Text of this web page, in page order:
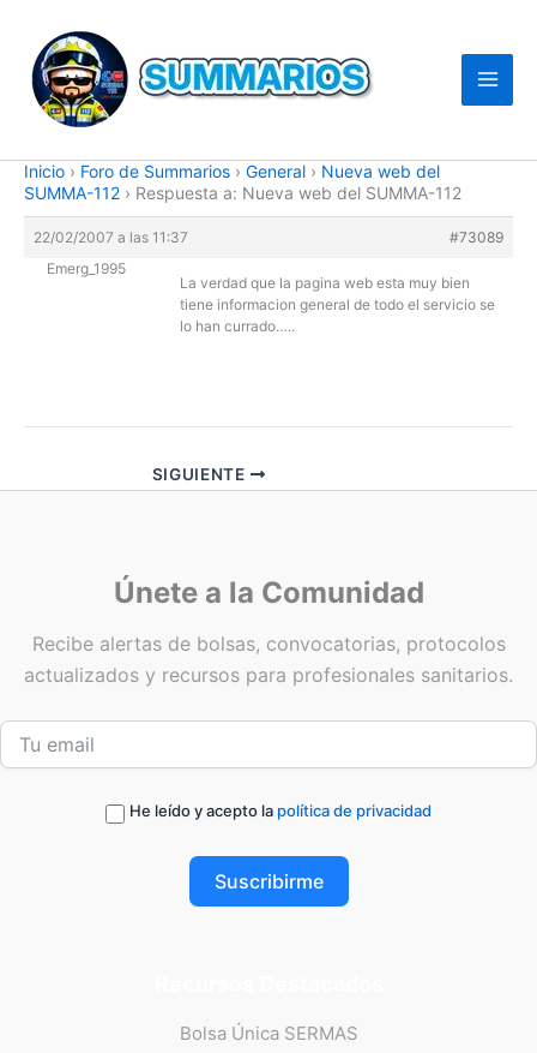
contenido
Inicio › Foro de Summarios › General › Nueva web del
SUMMA-112 › Respuesta a: Nueva web del SUMMA-112
22/02/2007 a las 11:37
#73089
Emerg_1995
La verdad que la pagina web esta muy bien
tiene informacion general de todo el servicio se
lo han currado…..
SIGUIENTE
Únete a la Comunidad
Recibe alertas de bolsas, convocatorias, protocolos
actualizados y recursos para profesionales sanitarios.
He leído y acepto la política de privacidad
Suscribirme
Bolsa Única SERMAS